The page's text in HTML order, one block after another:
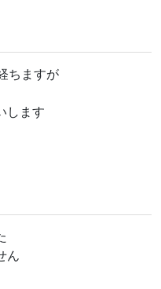
ちますが
します
ん